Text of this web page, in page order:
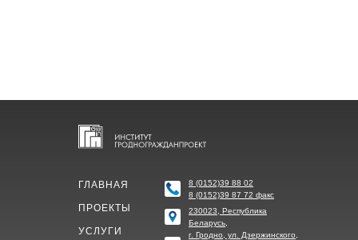
ГЛАВНАЯ
ПРОЕКТЫ
УСЛУГИ
230023, Республика
Беларусь,
г. Гродно, ул. Дзержинского,
8 (0152)39 88 02
8 (0152)39 87 72 факс